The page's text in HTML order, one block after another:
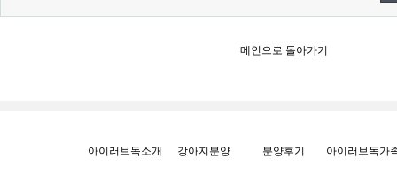
메인으로 돌아가기
아이러브독소개 강아지분양 분양후기 아이러브독가